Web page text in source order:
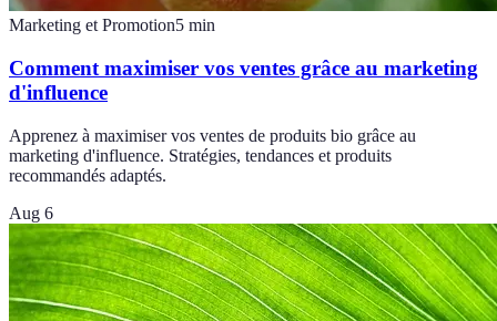
Marketing et Promotion5 min
Comment maximiser vos ventes grâce au marketing
d'influence
Apprenez à maximiser vos ventes de produits bio grâce au
marketing d'influence. Stratégies, tendances et produits
recommandés adaptés.
Aug 6